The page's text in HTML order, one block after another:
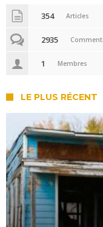
354 Articles
2935
1 Membres
LE PLUS RÉCENT